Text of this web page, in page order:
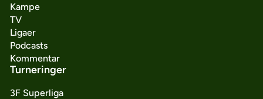
Kampe
TV
Ligaer
Podcasts
Kommentar
Turneringer
3F Superliga